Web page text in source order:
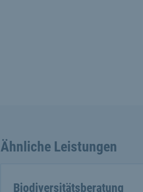
Ähnliche Leistungen
Biodiversitätsberatung